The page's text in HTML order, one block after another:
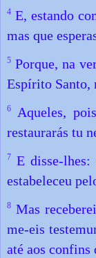
4 E, estando
mas que
5 Porque, na
Espírito Santo,
6
Aqueles,
restaurarás tu
7 E disse-lhes:
estabeleceu
8 Mas
me-eis
até aos confins